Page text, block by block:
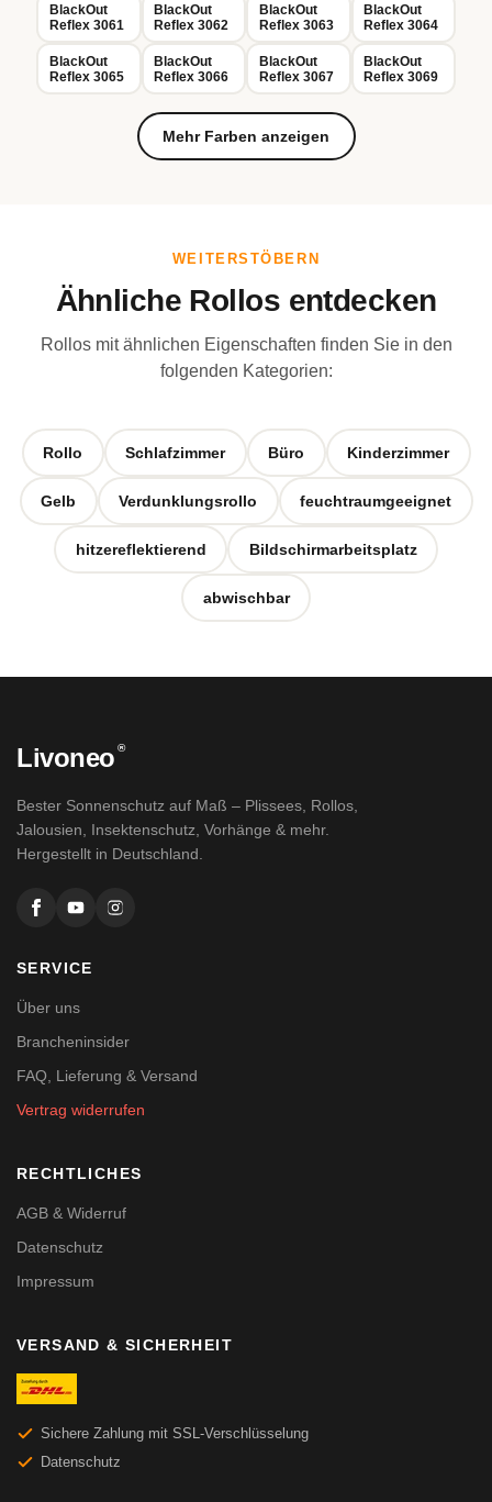
BlackOut
Reflex 3061
BlackOut
Reflex 3062
BlackOut
Reflex 3063
BlackOut
Reflex 3064
BlackOut
Reflex 3065
BlackOut
Reflex 3066
BlackOut
Reflex 3067
BlackOut
Reflex 3069
Mehr Farben anzeigen
WEITERSTÖBERN
Ähnliche Rollos entdecken
Rollos mit ähnlichen Eigenschaften finden Sie in den
folgenden Kategorien:
Rollo Schlafzimmer Büro Kinderzimmer
Gelb Verdunklungsrollo feuchtraumgeeignet
hitzereflektierend Bildschirmarbeitsplatz
abwischbar
Livoneo ®
Bester Sonnenschutz auf Maß – Plissees, Rollos,
Jalousien, Insektenschutz, Vorhänge & mehr.
Hergestellt in Deutschland.
SERVICE
Über uns
Brancheninsider
FAQ, Lieferung & Versand
Vertrag widerrufen
RECHTLICHES
AGB & Widerruf
Datenschutz
Impressum
VERSAND & SICHERHEIT
Sichere Zahlung mit SSL-Verschlüsselung
Datenschutz